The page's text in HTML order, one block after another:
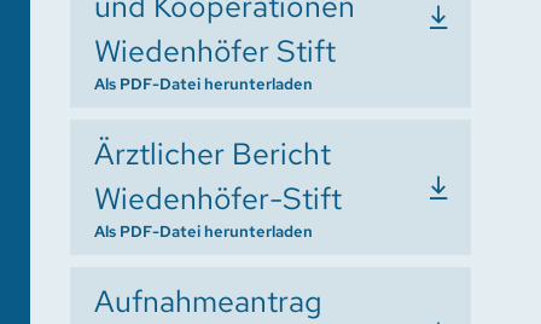
Wiedenhöfer Stift
Als PDF-Datei herunterladen
Ärztlicher Bericht
Wiedenhöfer-Stift
Als PDF-Datei herunterladen
Aufnahmeantrag